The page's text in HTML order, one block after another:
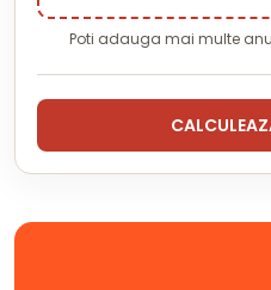
Poti adauga mai multe